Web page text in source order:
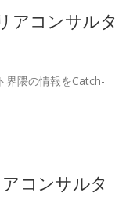
アコンサルタ
界隈の情報をCatch-
コンサルタ